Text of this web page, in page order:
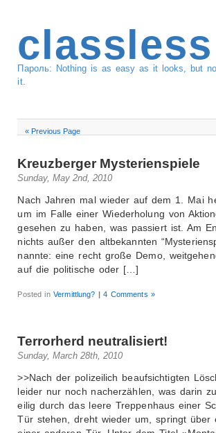
Пароль: Nothing is as easy as it looks, but
it.
« Previous Page
Kreuzberger Mysterienspiele
Sunday, May 2nd, 2010
Nach Jahren mal wieder auf dem 1. Mai
um im Falle einer Wiederholung von
gesehen zu haben, was passiert ist. Am
nichts außer den altbekannten
nannte: eine recht große Demo,
auf die politische oder […]
Posted inVermittlung? | 4 Comments »
Terrorherd neutralisiert!
Sunday, March 28th, 2010
>>Nach der polizeilich beaufsichtigten
leider nur noch nacherzählen, was darin
eilig durch das leere Treppenhaus einer
Tür stehen, dreht wieder um, springt über